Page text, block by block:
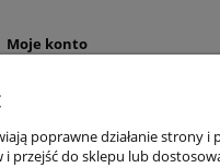
Moje konto
Przechowalnia
poprawne działanie strony
przejść do sklepu lub